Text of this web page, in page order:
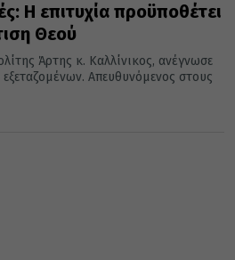
Η επιτυχία προϋποθέτει
Θεού
Άρτης κ. Καλλίνικος, ανέγνωσε
Απευθυνόμενος στους